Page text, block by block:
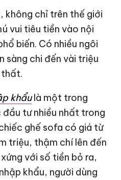
không chỉ trên thế giới
vui tiêu tiền vào nội
biến. Có nhiều ngôi
sàng chi đến vài triệu
thất.
khẩulà một trong
tư nhiều nhất trong
ghế sofa có giá từ
triệu, thậm chí lên đến
với số tiền bỏ ra,
khẩu, người dùng